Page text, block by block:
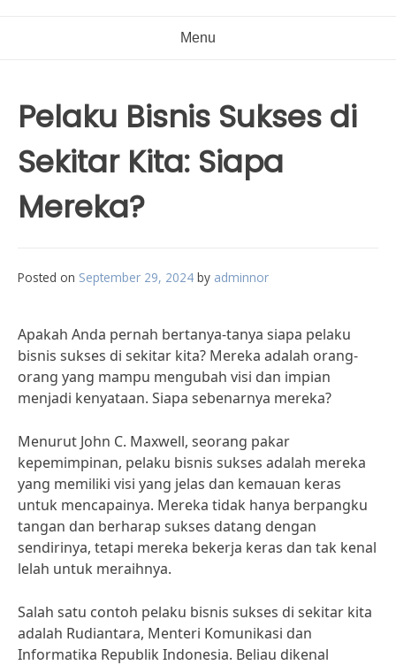
Menu
Pelaku Bisnis Sukses di
Sekitar Kita: Siapa
Mereka?
Posted on September 29, 2024 by adminnor
Apakah Anda pernah bertanya-tanya siapa pelaku
bisnis sukses di sekitar kita? Mereka adalah orang-
orang yang mampu mengubah visi dan impian
menjadi kenyataan. Siapa sebenarnya mereka?
Menurut John C. Maxwell, seorang pakar
kepemimpinan, pelaku bisnis sukses adalah mereka
yang memiliki visi yang jelas dan kemauan keras
untuk mencapainya. Mereka tidak hanya berpangku
tangan dan berharap sukses datang dengan
sendirinya, tetapi mereka bekerja keras dan tak kenal
lelah untuk meraihnya.
Salah satu contoh pelaku bisnis sukses di sekitar kita
adalah Rudiantara, Menteri Komunikasi dan
Informatika Republik Indonesia. Beliau dikenal